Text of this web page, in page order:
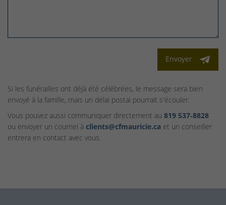
Envoyer
Si les funérailles ont déjà été célébrées, le message sera bien
envoyé à la famille, mais un délai postal pourrait s'écouler.
Vous pouvez aussi communiquer directement au 819 537‑8828
ou envoyer un courriel à clients@cfmauricie.ca et un conseiller
entrera en contact avec vous.